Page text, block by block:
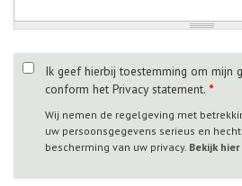
Ik geef hierbij toestemming om mijn
conform het Privacy statement. *
Wij nemen de regelgeving met
uw persoonsgegevens serieus en
bescherming van uw privacy. Bekijk